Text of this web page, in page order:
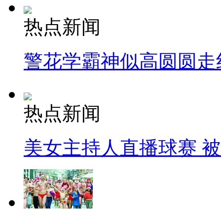
热点新闻
警花学霸神似高圆圆走
热点新闻
美女主持人直播球赛